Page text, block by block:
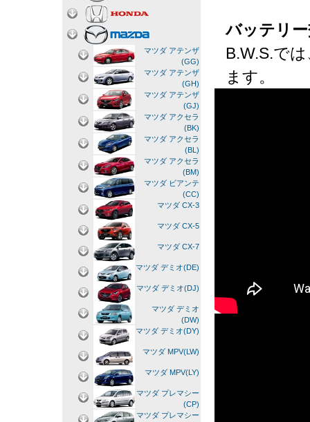
バッテリ
B.W.S.で
ます。
マツダ アテンザ
(GG)
マツダ アテンザ
(GH)
マツダ アテンザ
(GJ)
マツダ アクセラ
(BK)
マツダ アクセラ
(BL)
マツダ アクセラ
(BM)
マツダ ビアンテ
(CC)
マツダ CX-3
マツダ CX-5
マツダ CX-7
マツダ デミオ(DE)
マツダ デミオ(DJ)
マツダ デミオ
(DW)
マツダ デミオ(DY)
マツダ MPV(LW)
マツダ MPV(LY)
マツダ プレマシー
(CP)
マツダ プレマシー